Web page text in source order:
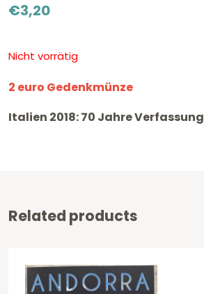
€3,20
Nicht vorrätig
2 euro Gedenkmünze
Italien 2018: 70 Jahre Verfassung
Related products